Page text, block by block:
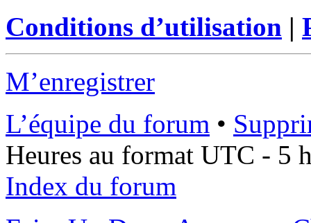
Conditions d’utilisation |
M’enregistrer
L’équipe du forum •
Heures au format UTC - 5
Index du forum